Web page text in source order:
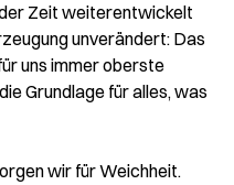
Zeit weiterentwickelt
unverändert: Das
uns immer oberste
Grundlage für alles, was
wir für Weichheit.